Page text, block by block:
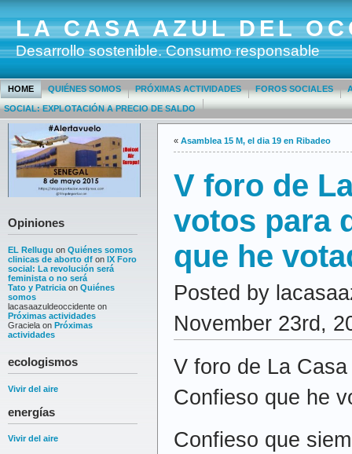
LA CASA AZUL DEL
Desarrollo sostenible. Consumo responsable
HOME QUIÉNES SOMOS PRÓXIMAS ACTIVIDADES FOROS SOCIALES
SOCIAL: EXPLOTACIÓN A PRECIO DE SALDO
Opiniones
EL Rellugu on Quiénes somos
clinicas de aborto df on IX Foro
social: La revolución será
feminista o no será
Tato y Patricia on Quiénes
somos
lacasaazuldeoccidente on
Próximas actividades
Graciela on Próximas
actividades
ecologismos
Vivir del aire
energías
Vivir del aire
« Asamblea 15 M, el dia 19 en Ribadeo
V foro de
votos para
que he
Posted by
November 23rd,
V foro de La
Confieso que he
Confieso que